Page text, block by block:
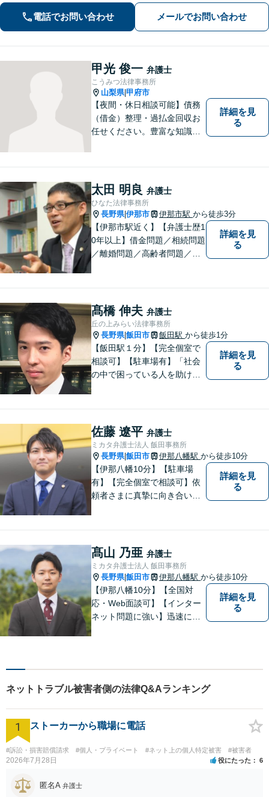
約書チェック・労務対応など企業法務
の豊富な実績」「事業承継の対応実績
電話でお問い合わせ メールでお問い合わせ
甲光 俊一 弁護士
こうみつ法律事務所
山梨県|甲府市
【夜間・休日相談可能】債務
（借金）整理・過払金回収お
任せください。豊富な知識・
ます。
詳細を見
る
太田 明良 弁護士
ひなた法律事務所
長野県|伊那市 伊那市駅 から徒歩3分
【伊那市駅近く】【弁護士歴1
0年以上】借金問題／相続問題
／離婚問題／高齢者問題／相
根ざした弁護士】もし何かお
困りな事がございましたらお
気軽にご相談ください。
詳細を見
る
髙橋 伸夫 弁護士
丘の上みらい法律事務所
長野県|飯田市 飯田駅 から徒歩1分
【飯田駅１分】【完全個室で
相談可】【駐車場有】「社会
の中で困っている人を助けた
であることを心がけ、誠実
に、そして丁寧に対応してい
きます。
詳細を見
る
佐藤 遼平 弁護士
ミカタ弁護士法人 飯田事務所
長野県|飯田市 伊那八幡駅 から徒歩10分
【伊那八幡10分】【駐車場
有】【完全個室で相談可】依
頼者さまに真摯に向き合い、
は日本全国です。 遠方の方は
Web面談や電話でのご連絡が
可能です。
詳細を見
る
髙山 乃亜 弁護士
ミカタ弁護士法人 飯田事務所
長野県|飯田市 伊那八幡駅 から徒歩10分
【伊那八幡10分】【全国対
応・Web面談可】【インター
ネット問題に強い】迅速に対
のようなことでも、お気軽に
ご相談ください。
詳細を見
る
ネットトラブル被害者側の法律Q&Aランキング
1 ストーカーから職場に電話
#訴訟・損害賠償請求 #個人・プライベート #ネット上の個人特定被害 #被害者
2026年7月28日 役にたった 6
匿名A 弁護士